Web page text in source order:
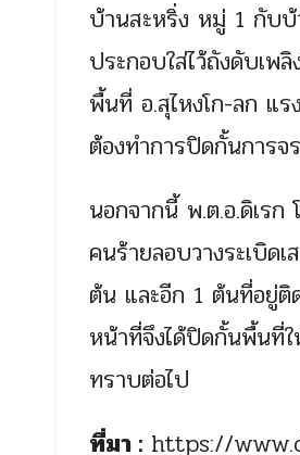
บ้านสะหริ่ง หมู่ 1 กับบ้
ประกอบใส่ไว้ถังดับเพ
พื้นที่ อ.สุไหงโก-ลก แร
ต้องทำการปิดกั้นการจ
นอกจากนี้ พ.ต.อ.ดิเรก
คนร้ายลอบวางระเบิด
ต้น และอีก 1 ต้นที่อยู่ติ
หน้าที่จึงได้ปิดกั้นพื้นที่ใ
ทราบต่อไป
ที่มา : https://